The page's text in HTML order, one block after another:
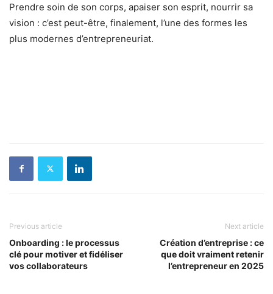
Prendre soin de son corps, apaiser son esprit, nourrir sa
vision : c’est peut-être, finalement, l’une des formes les
plus modernes d’entrepreneuriat.
Previous article
Onboarding : le processus
clé pour motiver et fidéliser
vos collaborateurs
Next article
Création d’entreprise : ce
que doit vraiment retenir
l’entrepreneur en 2025